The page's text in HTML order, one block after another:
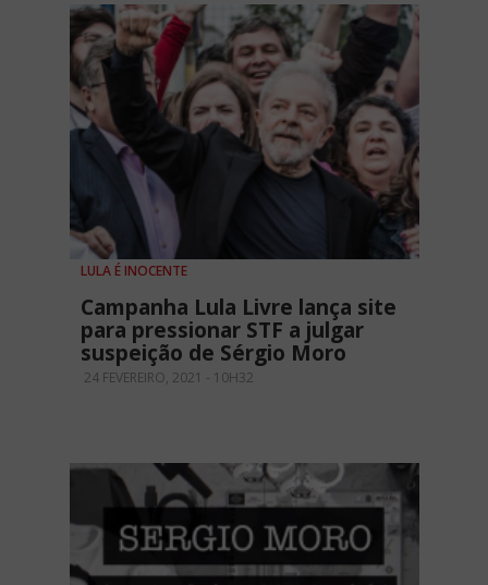
LULA É INOCENTE
Campanha Lula Livre lança site
para pressionar STF a julgar
suspeição de Sérgio Moro
24 FEVEREIRO, 2021 - 10H32